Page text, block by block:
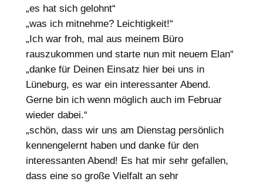
„es hat sich gelohnt“
„was ich mitnehme? Leichtigkeit!“
„Ich war froh, mal aus meinem Büro
rauszukommen und starte nun mit neuem Elan“
„danke für Deinen Einsatz hier bei uns in
Lüneburg, es war ein interessanter Abend.
Gerne bin ich wenn möglich auch im Februar
wieder dabei.“
„schön, dass wir uns am Dienstag persönlich
kennengelernt haben und danke für den
interessanten Abend! Es hat mir sehr gefallen,
dass eine so große Vielfalt an sehr